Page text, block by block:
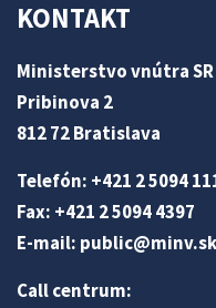
KONTAKT
Ministerstvo vnútra SR
Pribinova 2
812 72 Bratislava
Telefón: +421 2 5094
Fax: +421 2 5094 4397
E-mail: public@minv.sk
Call centrum: